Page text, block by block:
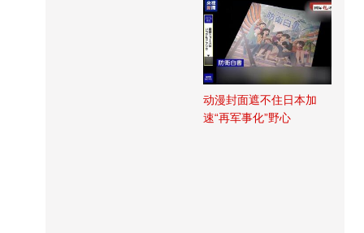
动漫封面遮不住日本加
速“再军事化”野心